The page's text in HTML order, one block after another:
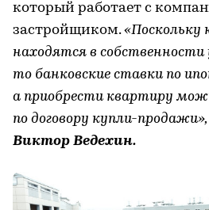
который работает с
застройщиком.«Поскольку
находятся в собственности
то банковские ставки по
а приобрести квартиру
по договору купли-продажи»,
Виктор Ведехин.